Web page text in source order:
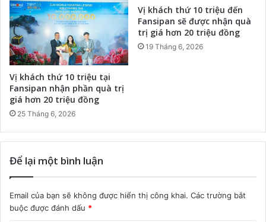
Vị khách thứ 10 triệu tại
Fansipan nhận phần quà trị
giá hơn 20 triệu đồng
25 Tháng 6, 2026
Vị khách thứ 10 triệu đến
Fansipan sẽ được nhận quà
trị giá hơn 20 triệu đồng
19 Tháng 6, 2026
Để lại một bình luận
Email của bạn sẽ không được hiển thị công khai. Các trường bắt
buộc được đánh dấu *